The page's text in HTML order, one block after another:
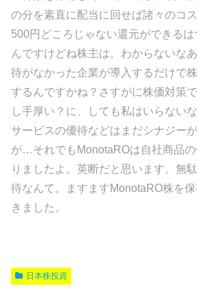
の分を素直に配当に回せば諸々のコ
500円どころじゃない還元ができる
んですけどね株主は。わからないな
待がなかった企業が導入するだけで
するんですかね？さすがに株価対策
し手厚い？に、しても私はいらない
サービスの優待などはまだシナジー
が…それでもMonotaROは自社商品
りましたよ。英断だと思います。無
待なんて。ますますMonotaRO株を
きました。
日本株投資